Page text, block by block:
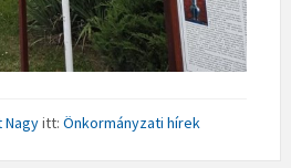
Nagyitt: Önkormányzati hírek